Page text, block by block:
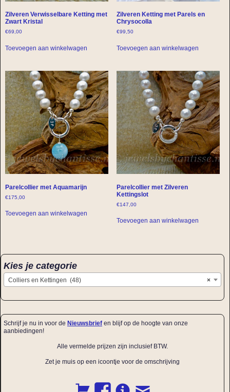
Zilveren Verwisselbare Ketting met
Zwart Kristal
€69,00
Toevoegen aan winkelwagen
Zilveren Ketting met Parels en
Chrysocolla
€99,50
Toevoegen aan winkelwagen
Parelcollier met Aquamarijn
€175,00
Toevoegen aan winkelwagen
Parelcollier met Zilveren
Kettingslot
€147,00
Toevoegen aan winkelwagen
Kies je categorie
×
Colliers en Kettingen (48)
Schrijf je nu in voor de Nieuwsbrief en blijf op de hoogte van onze
aanbiedingen!
Alle vermelde prijzen zijn inclusief BTW.
Zet je muis op een icoontje voor de omschrijving